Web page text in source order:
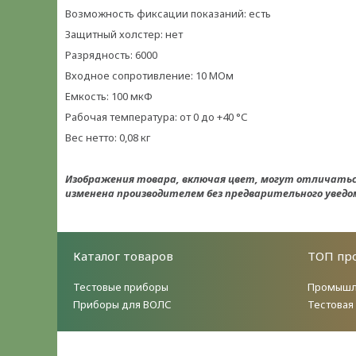
Возможность фиксации показаний: есть
Защитный холстер: нет
Разрядность: 6000
Входное сопротивление: 10 МОм
Емкость: 100 мкФ
Рабочая температура: от 0 до +40 °С
Вес нетто: 0,08 кг
Изображения товара, включая цвет, могут
изменена производителем без предварительного
Каталог товаров
Тестовые приборы
Приборы для ВОЛС
ТОП